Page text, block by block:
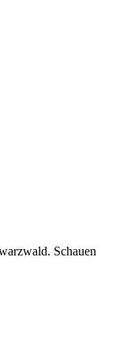
Schauen